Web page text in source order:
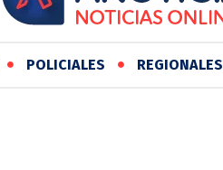
POLICIALES REGIONALES